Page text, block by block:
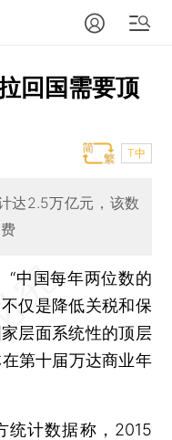
回国需要顶
T中
达2.5万亿元，该数
“中国每年两位数的
仅是降低关税和保
层面系统性的顶层
第十届万达商业年
统计数据称，2015